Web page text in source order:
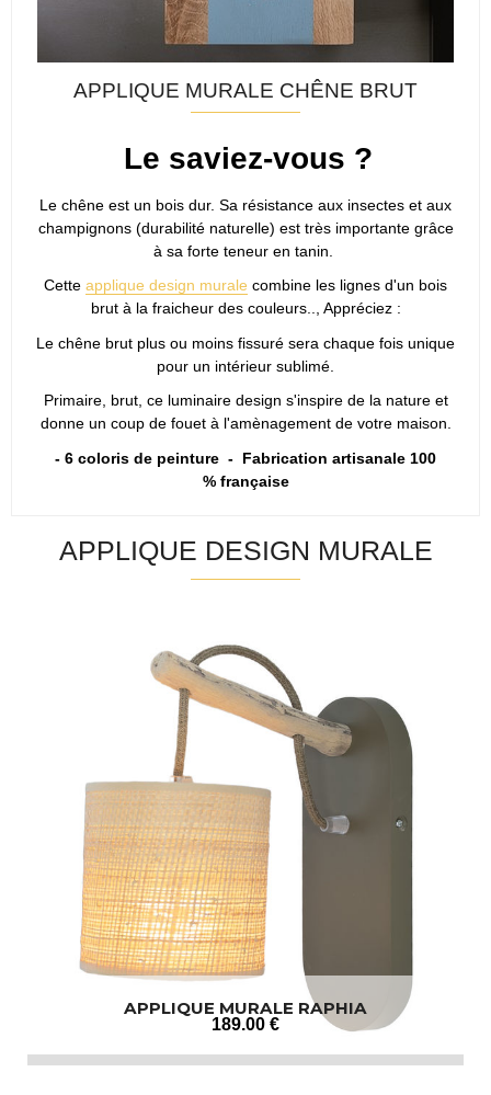
APPLIQUE MURALE CHÊNE BRUT
Le saviez-vous ?
Le chêne est un bois dur. Sa résistance aux insectes et aux
champignons (durabilité naturelle) est très importante grâce
à sa forte teneur en tanin.
Cette applique design murale combine les lignes d'un bois
brut à la fraicheur des couleurs.., Appréciez :
Le chêne brut plus ou moins fissuré sera chaque fois unique
pour un intérieur sublimé.
Primaire, brut, ce luminaire design s'inspire de la nature et
donne un coup de fouet à l'amènagement de votre maison.
- 6 coloris de peinture - Fabrication artisanale 100
% française
APPLIQUE DESIGN MURALE
APPLIQUE MURALE RAPHIA
189.00 €